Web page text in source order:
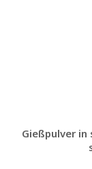
Gießpulver